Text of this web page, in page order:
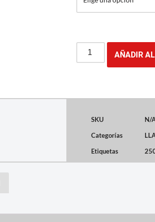
AÑADIR
SKU
N/
Categorías
Etiquetas